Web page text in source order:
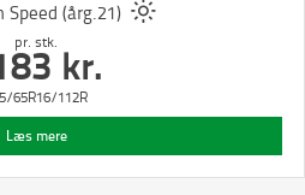
Speed (årg.21)
pr. stk. kr.
65R16/112R
Læs mere